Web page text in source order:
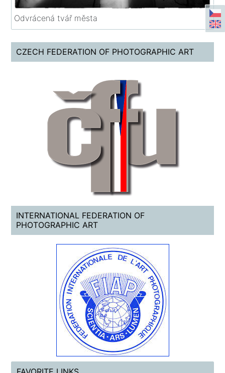
Odvrácená tvář města
CZECH FEDERATION OF PHOTOGRAPHIC ART
INTERNATIONAL FEDERATION OF
PHOTOGRAPHIC ART